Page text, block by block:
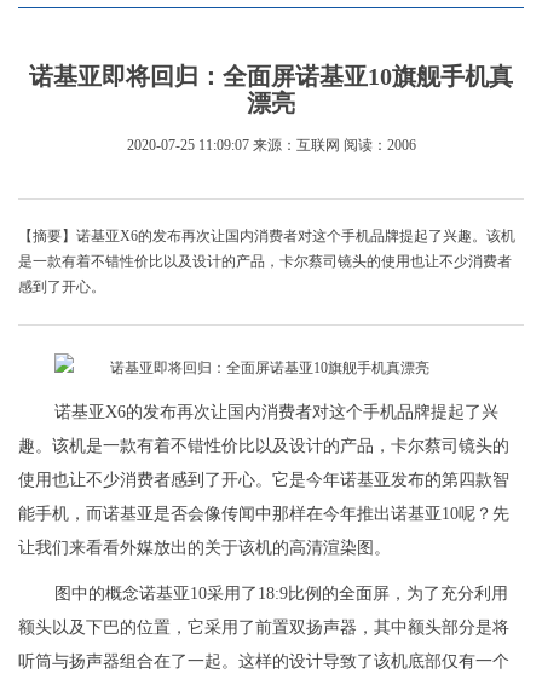
诺基亚即将回归：全面屏诺基亚10旗舰手机真
漂亮
2020-07-25 11:09:07 来源：互联网 阅读：2006
【摘要】诺基亚X6的发布再次让国内消费者对这个手机品牌提起了兴趣。该机
是一款有着不错性价比以及设计的产品，卡尔蔡司镜头的使用也让不少消费者
感到了开心。
诺基亚X6的发布再次让国内消费者对这个手机品牌提起了兴
趣。该机是一款有着不错性价比以及设计的产品，卡尔蔡司镜头的
使用也让不少消费者感到了开心。它是今年诺基亚发布的第四款智
能手机，而诺基亚是否会像传闻中那样在今年推出诺基亚10呢？先
让我们来看看外媒放出的关于该机的高清渲染图。
图中的概念诺基亚10采用了18:9比例的全面屏，为了充分利用
额头以及下巴的位置，它采用了前置双扬声器，其中额头部分是将
听筒与扬声器组合在了一起。这样的设计导致了该机底部仅有一个